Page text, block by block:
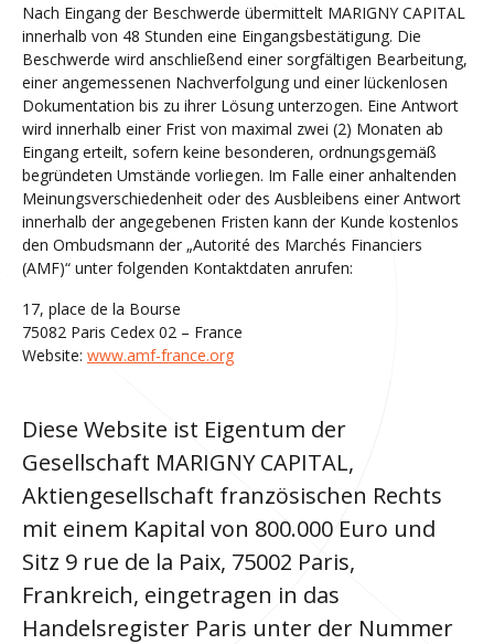
Nach Eingang der Beschwerde übermittelt MARIGNY CAPITAL
innerhalb von 48 Stunden eine Eingangsbestätigung. Die
Beschwerde wird anschließend einer sorgfältigen Bearbeitung,
einer angemessenen Nachverfolgung und einer lückenlosen
Dokumentation bis zu ihrer Lösung unterzogen. Eine Antwort
wird innerhalb einer Frist von maximal zwei (2) Monaten ab
Eingang erteilt, sofern keine besonderen, ordnungsgemäß
begründeten Umstände vorliegen. Im Falle einer anhaltenden
Meinungsverschiedenheit oder des Ausbleibens einer Antwort
innerhalb der angegebenen Fristen kann der Kunde kostenlos
den Ombudsmann der „Autorité des Marchés Financiers
(AMF)“ unter folgenden Kontaktdaten anrufen:
17, place de la Bourse
75082 Paris Cedex 02 – France
Website: www.amf-france.org
Diese Website ist Eigentum der
Gesellschaft MARIGNY CAPITAL,
Aktiengesellschaft französischen Rechts
mit einem Kapital von 800.000 Euro und
Sitz 9 rue de la Paix, 75002 Paris,
Frankreich, eingetragen in das
Handelsregister Paris unter der Nummer